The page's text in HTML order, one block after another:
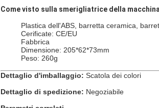
Come visto sulla smerigliatrice della
Plastica dell'ABS, barretta ceramica,
Cerificate: CE/EU
Fabbrica
Dimensione: 205*62*73mm
Peso: 260g
Dettaglio d'imballaggio: Scatola dei colori
Dettaglio di spedizione: Negoziabile